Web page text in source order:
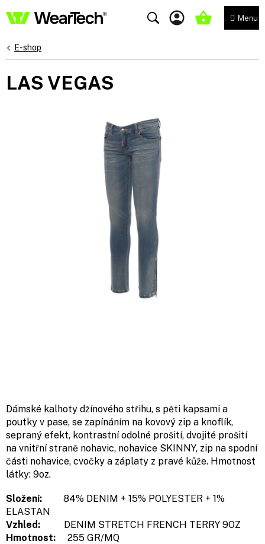
na
NÁKUPNÍ
E-shop
LAS VEGAS
Dámské kalhoty džínového střihu, s pěti kapsami a
poutky v pase, se zapínáním na kovový zip a knoflík,
sepraný efekt, kontrastní odolné prošití, dvojité prošití
na vnitřní straně nohavic, nohavice SKINNY, zip na spodní
části nohavice, cvočky a záplaty z pravé kůže. Hmotnost
látky: 9oz.
Složení:
84% DENIM + 15% POLYESTER + 1%
ELASTAN
Vzhled:
DENIM STRETCH FRENCH TERRY 9OZ
Hmotnost:
255 GR/MQ